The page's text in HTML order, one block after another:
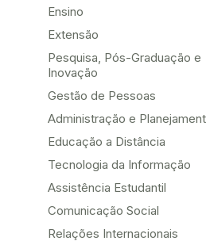
Ensino
Extensão
Pesquisa, Pós-Graduação e
Inovação
Gestão de Pessoas
Administração e
Educação a Distância
Tecnologia da Informação
Assistência Estudantil
Comunicação Social
Relações Internacionais